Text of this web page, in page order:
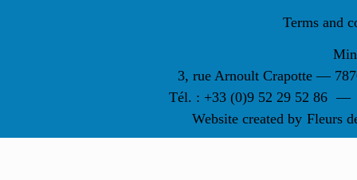
Terms and
3, rue Arnoult Crapotte —
Tél. : +33 (0)9 52 29 52 86 —
Website created by Fleurs